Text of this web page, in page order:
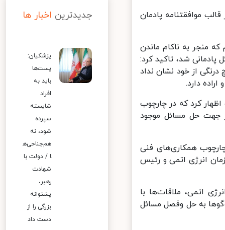
موافقتنامه پادمان
منجر به ناکام ماندن
شد، تاکید کرد:
از خود نشان نداد
دارد.
کرد که در چارچوب
حل مسائل موجود
همکاری‌های فنی
انرژی اتمی و رئیس
اتمی، ملاقات‌ها با
به حل‌ وفصل مسائل
جدیدترین اخبار ها
پزشکیان:
پست‌ها
باید به
افراد
شایسته
سپرده
شود، نه
هم‌جناحی‌ه
ا / دولت با
شهادت
رهبر،
پشتوانه
بزرگی را از
دست داد